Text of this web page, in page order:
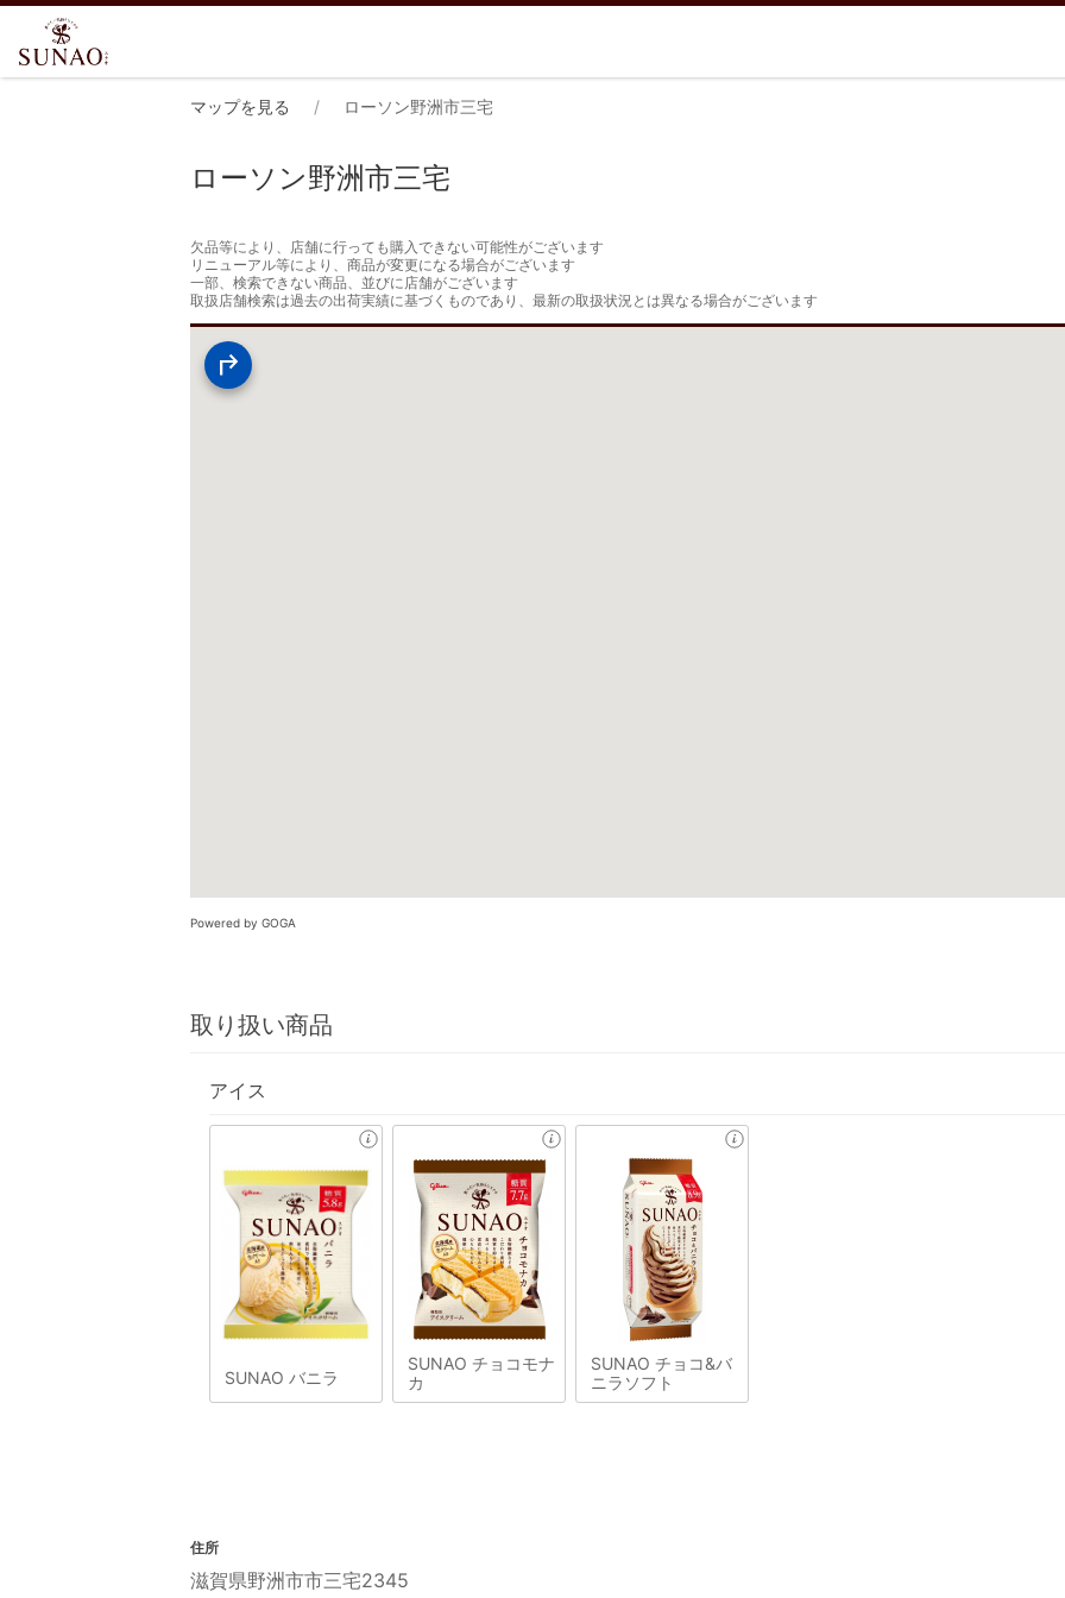
マップを見る ローソン野洲市三宅
ローソン野洲市三宅
欠品等により、店舗に行っても購入できない可能性がございます
リニューアル等により、商品が変更になる場合がございます
一部、検索できない商品、並びに店舗がございます
取扱店舗検索は過去の出荷実績に基づくものであり、最新の取扱状況とは異なる場合がございます
Powered by GOGA
取り扱い商品
アイス
SUNAO バニラ
SUNAO チョコモナ
カ
SUNAO チョコ&バ
ニラソフト
住所
滋賀県野洲市市三宅2345